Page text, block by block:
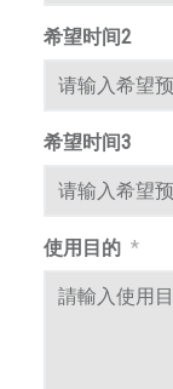
術
家
。
以
傳
播
發
揚
希望时间2
希望时间3
使用目的 *